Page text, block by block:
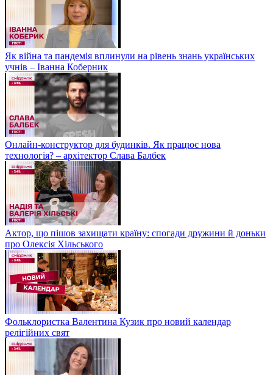
Як війна та пандемія вплинули на рівень знань українських
учнів – Іванна Коберник
Онлайн-конструктор для будинків. Як працює нова
технологія? – архітектор Слава Балбек
Актор, що пішов захищати країну: спогади дружини й доньки
про Олексія Хільського
Фольклористка Валентина Кузик про новий календар
релігійних свят